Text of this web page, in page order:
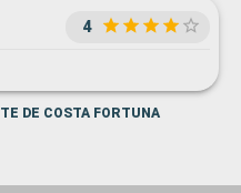
4
DE COSTA FORTUNA